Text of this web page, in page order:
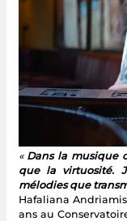
«Dans la musique
que la virtuosité.
mélodies que
Hafaliana
ans au